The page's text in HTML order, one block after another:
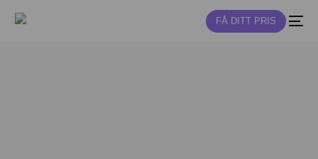
FÅ DITT PRIS